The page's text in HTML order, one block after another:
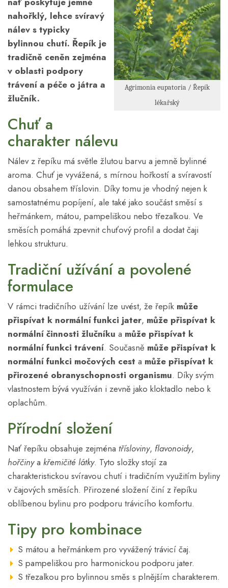
Agrimonia eupatoria / Řepík
lékařský
nahořklý, lehce svíravý
nálev s typicky
bylinnou chutí. Řepík je
tradičně ceněn zejména
v oblasti podpory
trávení a péče o játra a
žlučník.
Chuť a
charakter nálevu
Nálev z řepíku má světle žlutou barvu a jemně bylinné
aroma. Chuť je vyvážená, s mírnou hořkostí a svíravostí
danou obsahem tříslovin. Díky tomu je vhodný nejen k
samostatnému popíjení, ale také jako součást směsí s
heřmánkem, mátou, pampeliškou nebo třezalkou. Ve
směsích pomáhá zpevnit chuťový profil a dodat čaji
lehkou strukturu.
Tradiční užívání a povolené
formulace
V rámci tradičního užívání lze uvést, že řepík může
přispívat k normální funkci jater, může přispívat k
normální činnosti žlučníku a může přispívat k
normální funkci trávení. Současně může přispívat k
normální funkci močových cest a může přispívat k
přirozené obranyschopnosti organismu. Díky svým
vlastnostem bývá využíván i zevně jako kloktadlo nebo k
oplachům.
Přírodní složení
Nať řepíku obsahuje zejména třísloviny, flavonoidy,
hořčinya křemičité látky. Tyto složky stojí za
charakteristickou svíravou chutí i tradičním využitím byliny
v čajových směsích. Přirozené složení činí z řepíku
oblíbenou bylinu pro podporu trávicího komfortu.
Tipy pro kombinace
S mátou a heřmánkem pro vyvážený trávicí čaj.
S pampeliškou pro harmonickou podporu jater.
S třezalkou pro bylinnou směs s plnějším charakterem.